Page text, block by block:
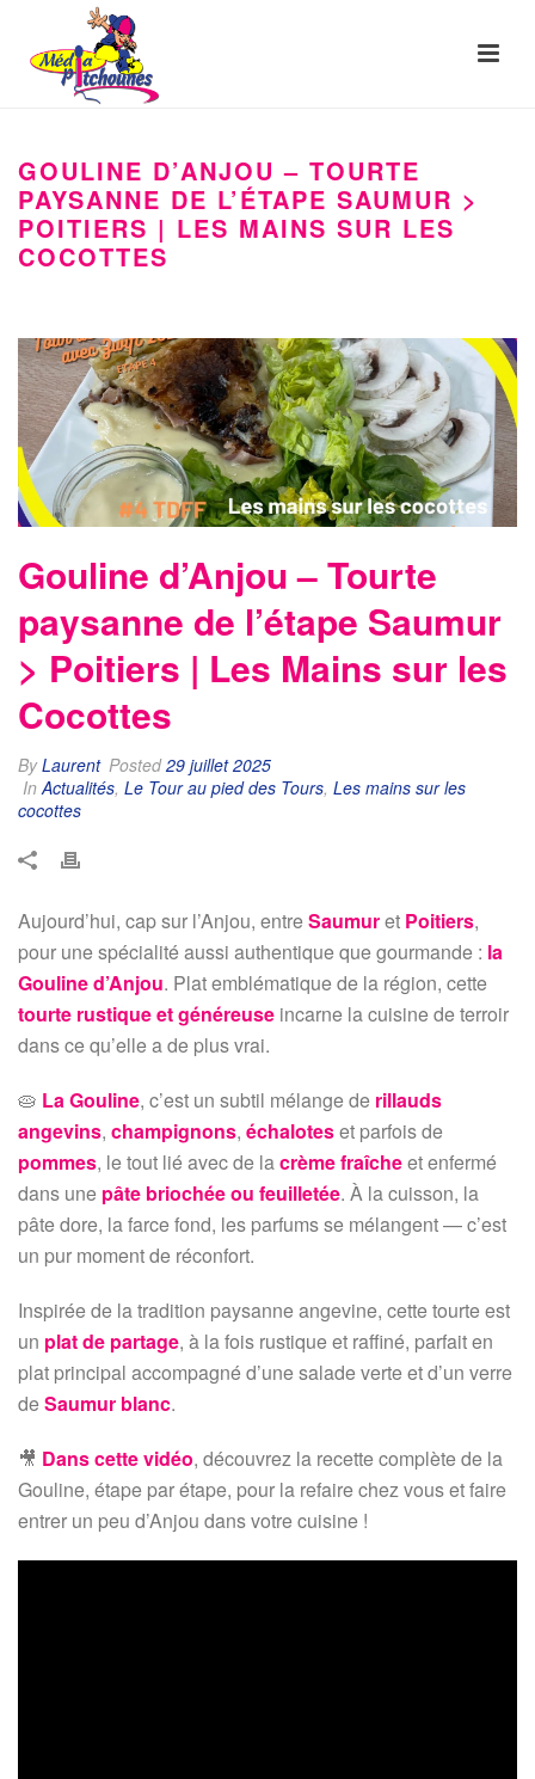
GOULINE D’ANJOU – TOURTE
PAYSANNE DE L’ÉTAPE SAUMUR >
POITIERS | LES MAINS SUR LES
COCOTTES
Gouline d’Anjou – Tourte
paysanne de l’étape Saumur
> Poitiers | Les Mains sur les
Cocottes
ByLaurent Posted29 juillet 2025
In Actualités, Le Tour au pied des Tours, Les mains sur les
cocottes
Aujourd’hui, cap sur l’Anjou, entreSaumuret Poitiers,
pour une spécialité aussi authentique que gourmande : la
Gouline d’Anjou. Plat emblématique de la région, cette
tourte rustique et généreuse incarne la cuisine de terroir
dans ce qu’elle a de plus vrai.
🥧 La Gouline, c’est un subtil mélange de rillauds
angevins, champignons, échaloteset parfois de
pommes, le tout lié avec de lacrème fraîcheet enfermé
dans une pâte briochée ou feuilletée. À la cuisson, la
pâte dore, la farce fond, les parfums se mélangent — c’est
un pur moment de réconfort.
Inspirée de la tradition paysanne angevine, cette tourte est
un plat de partage, à la fois rustique et raffiné, parfait en
plat principal accompagné d’une salade verte et d’un verre
deSaumur blanc.
🎥 Dans cette vidéo, découvrez la recette complète de la
Gouline, étape par étape, pour la refaire chez vous et faire
entrer un peu d’Anjou dans votre cuisine !